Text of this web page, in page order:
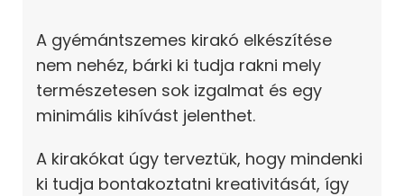
A gyémántszemes kirakó elkészítése
nem nehéz, bárki ki tudja rakni mely
természetesen sok izgalmat és egy
minimális kihívást jelenthet.
A kirakókat úgy terveztük, hogy mindenki
ki tudja bontakoztatni kreativitását, így